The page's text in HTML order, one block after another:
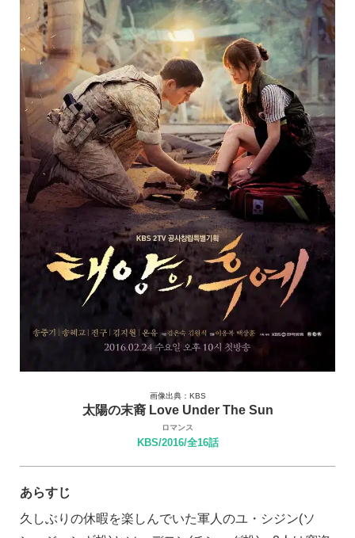
画像出典：KBS
太陽の末裔 Love Under The Sun
ロマンス
KBS/2016/全16話
あらすじ
久しぶりの休暇を楽しんでいた軍人のユ・シジン(ソ